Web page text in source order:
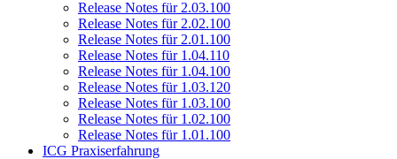
Release Notes für 2.03.100
Release Notes für 2.02.100
Release Notes für 2.01.100
Release Notes für 1.04.110
Release Notes für 1.04.100
Release Notes für 1.03.120
Release Notes für 1.03.100
Release Notes für 1.02.100
Release Notes für 1.01.100
ICG Praxiserfahrung